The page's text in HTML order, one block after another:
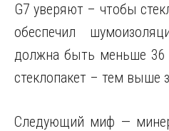
G7 уверяют – чтобы
обеспечил
должна быть меньше
стеклопакет – тем выше
Следующий миф —